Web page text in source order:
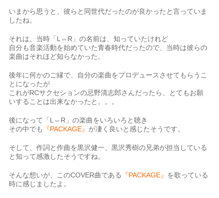
いまから思うと、彼らと同世代だったのが良かったと言っていま
したね。
それは、当時「L⇔R」の名前は、知っていたけれど
自分も音楽活動を始めていた青春時代だったので、当時は彼らの
楽曲はそれほど知らなかった。
後年に何かのご縁で、自分の楽曲をプロデュースさせてもらうこ
とになったが
これがRCサクセションの忌野清志郎さんだったら、とてもお願
いすることは出来なかったと。。。
後になって「L⇔R」の楽曲をいろいろと聴き
その中でも
『PACKAGE』 が凄く良いと感じたそうです。
そして、作詞と作曲を黒沢健一、黒沢秀樹の兄弟が担当している
と知って感激したそうですね。
そんな想いが、このCOVER曲である 『PACKAGE』 を歌っている
時に感じましたよ。